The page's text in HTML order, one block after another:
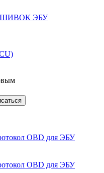
ЭБУ
OBD для ЭБУ
OBD для ЭБУ